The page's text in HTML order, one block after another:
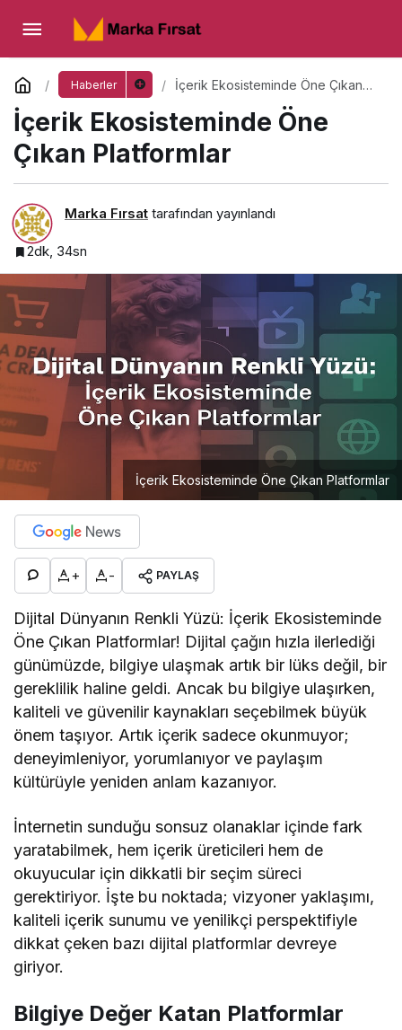
Haberler
İçerik Ekosisteminde Öne Çıkan
İçerik Ekosisteminde Öne
Çıkan Platformlar
Marka Fırsat tarafından yayınlandı
2dk, 34sn
İçerik Ekosisteminde Öne Çıkan Platformlar
+ - PAYLAŞ
Dijital Dünyanın Renkli Yüzü: İçerik Ekosisteminde
Öne Çıkan Platformlar! Dijital çağın hızla ilerlediği
günümüzde, bilgiye ulaşmak artık bir lüks değil, bir
gereklilik haline geldi. Ancak bu bilgiye ulaşırken,
kaliteli ve güvenilir kaynakları seçebilmek büyük
önem taşıyor. Artık içerik sadece okunmuyor;
deneyimleniyor, yorumlanıyor ve paylaşım
kültürüyle yeniden anlam kazanıyor.
İnternetin sunduğu sonsuz olanaklar içinde fark
yaratabilmek, hem içerik üreticileri hem de
okuyucular için dikkatli bir seçim süreci
gerektiriyor. İşte bu noktada; vizyoner yaklaşımı,
kaliteli içerik sunumu ve yenilikçi perspektifiyle
dikkat çeken bazı dijital platformlar devreye
giriyor.
Bilgiye Değer Katan Platformlar
İçerik Ekosisteminde Öne Çıkan Platformlar
Yorum Yap